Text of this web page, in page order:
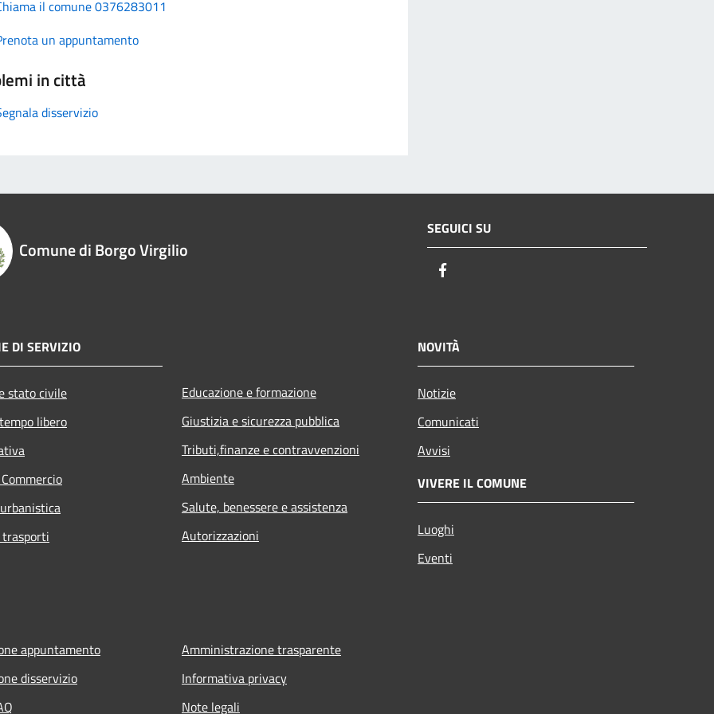
il comune 0376283011
un appuntamento
in città
disservizio
Comune di Borgo Virgilio
SEGUICI SU
DI SERVIZIO
stato civile
libero
Educazione e formazione
Giustizia e sicurezza pubblica
Tributi,finanze e contravvenzioni
Ambiente
Salute, benessere e assistenza
Autorizzazioni
NOVITÀ
Notizie
Comunicati
Avvisi
VIVERE IL COMUNE
Luoghi
Eventi
appuntamento
disservizio
Amministrazione trasparente
Informativa privacy
Note legali